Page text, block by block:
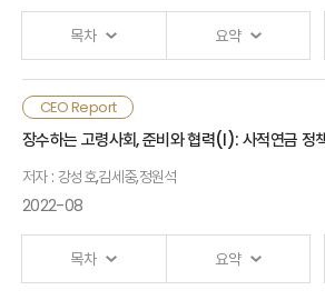
반려동물보험의 보장내용을 세분화하고
정액형, 헬스케어 결합 상품 등 새로운
제공함으로써 다양한 소비자 요구에
필요가 있음. 더불어 애견샵이나 CM 등
유통구조를 다변화함으로써 반려동물
판매를 촉진하고, 소비자의 보험 접근성을
당국은 동물병원마다 상이한 진료체
진료기록부 발급을 의무화하는 정책을
더불어 청구전산화를 도입함으로써 소
편의성을 제고할 필요가 있음. 개
반려동물등록제 개선과 반려묘 등록 의무
개편된 모집수수료 체계(1200% 룰)
적정하다는 응답이 많았음. 향후 1년간 디지털
인력 등)에 대다수의 CEO들이 중요도 증
응답하였으며, 기후위기 대응을 위한 저탄
대해서 대부분의 CEO가 중요하다고 평가하는
각 회사의 대응수준은 다양한 것으로 나타남.
런오프, 계약 재매입 등 사업구조개편의
필요하다는 응답이 많았음
생명보험과 손해보험 주력상품 전략은 2021
각각 보장성보험, 장기인보험 비중이 높았으
효과는 높지 않은 것으로 평가됨. 특히, ‘비급여
여전히 비급여로 남아있는 항목에서는 공급
지속적인 증가는 건강보험 재원의 효율적 사
작용하고 있음
왔으나, 합산비율이 120%를 상회하면서 공
우려가 제기되고 있음. 높은 손해율로 실
위축되고 있으며, 매년 두 자릿수의 높은
보험의 가용성도 악화되고 있음. 특히, 일부
인상이나 진료량 증가 등으로 실손의료보
Ⅲ. 건강보장 및 보험산업 역할 제고 방안
· 참고문헌
목차 요약
고령인구 급증과 공적연금제도 보장성 약화는
등 사적연금의 보장성 강화를 요구하고
사적연금을 취급하는 대표산업인 보험산업의
사적연금시장은 수요자 특성과 공급자 경
(일반연금 및 변액연금)시장, 퇴직연금(DC
구분할 수 있음. 이 세 가지 시장은 연금 가
Ⅰ. 서론
Ⅱ. 사적연금시장의 구분
Ⅲ. 경제환경과 소비자 인식 변화
CEO Report
장수하는 고령사회, 준비와 협력(Ⅰ): 사적연금 정
저자 : 강성호,김세중,정원석
2022-08
목차 요약